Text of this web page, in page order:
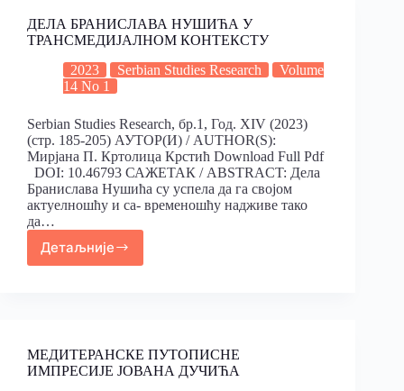
ДЕЛА БРАНИСЛАВА НУШИЋА У
ТРАНСМЕДИЈАЛНОМ КОНТЕКСТУ
2023
Serbian Studies Research
Volume
14 No 1
Serbian Studies Research, бр.1, Год. XIV (2023)
(стр. 185-205) АУТОР(И) / AUTHOR(S):
Мирјана П. Кртолица Крстић Download Full Pdf
DOI: 10.46793 САЖЕТАК / ABSTRACT: Дела
Браниславa Нушићa су успела да га својом
актуелношћу и са- временошћу надживе тако
да…
Детаљније
МЕДИТЕРАНСКЕ ПУТОПИСНЕ
ИМПРЕСИЈЕ ЈОВАНА ДУЧИЋА